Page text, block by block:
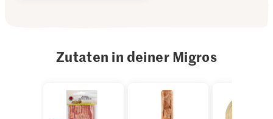
Zutaten in deiner Migros